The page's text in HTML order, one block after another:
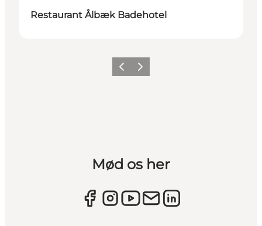
Restaurant Ålbæk Badehotel
ForrigeNæste
Mød os her